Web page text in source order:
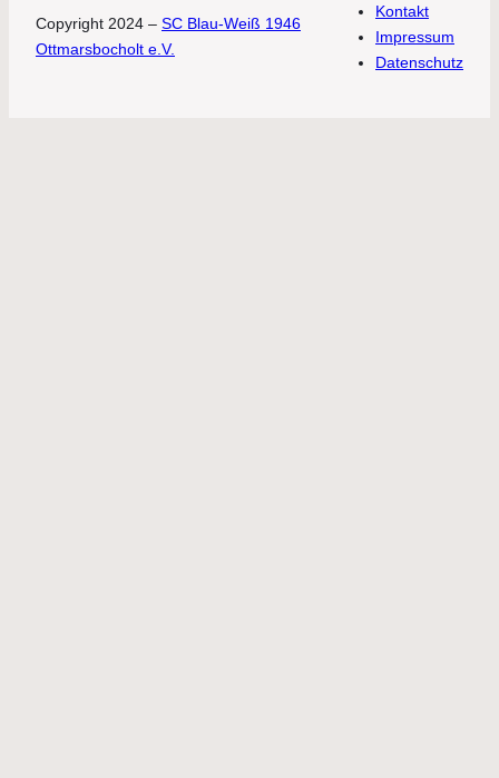
Copyright 2024 – SC Blau-Weiß 1946
Ottmarsbocholt e.V.
Kontakt
Impressum
Datenschutz